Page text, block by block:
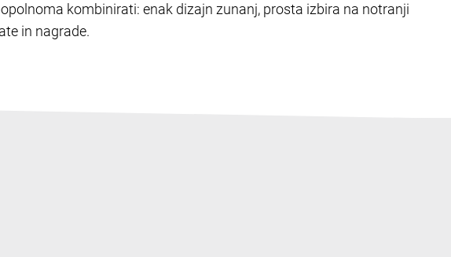
kombinirati: enak dizajn zunanj, prosta izbira na notranji
in nagrade.